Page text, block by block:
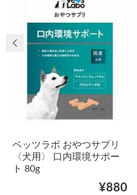
ベッツラボ おやつサプリ
〈犬用〉 口内環境サポー
ト 80g
¥880
前の画像